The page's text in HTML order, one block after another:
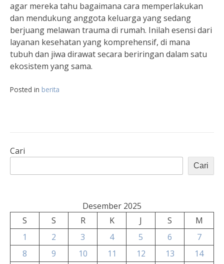
agar mereka tahu bagaimana cara memperlakukan
dan mendukung anggota keluarga yang sedang
berjuang melawan trauma di rumah. Inilah esensi dari
layanan kesehatan yang komprehensif, di mana
tubuh dan jiwa dirawat secara beriringan dalam satu
ekosistem yang sama.
Posted in berita
Cari
Cari
Desember 2025
S
S R K J S
M
1
2 3 4 5 6
7
8
9 10 11 12 13
14